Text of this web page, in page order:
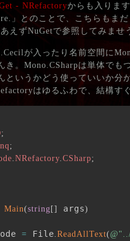
- NRefactoryからも入りま
」とのことで、こちらもま
えずNuGetで参照してみませ
が入ったり名前空間に
き。Mono.CSharpは単体でも
というかどう使っていいか分
はゆるふわで、結構す
;
;
.NRefactory.CSharp;
Main(string [] args)
= File.ReadAllText(